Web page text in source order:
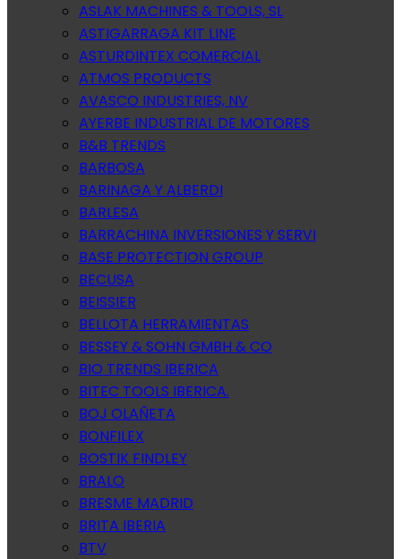
ASLAK MACHINES & TOOLS, SL
ASTIGARRAGA KIT LINE
ASTURDINTEX COMERCIAL
ATMOS PRODUCTS
AVASCO INDUSTRIES, NV
AYERBE INDUSTRIAL DE MOTORES
B&B TRENDS
BARBOSA
BARINAGA Y ALBERDI
BARLESA
BARRACHINA INVERSIONES Y SERVI
BASE PROTECTION GROUP
BECUSA
BEISSIER
BELLOTA HERRAMIENTAS
BESSEY & SOHN GMBH & CO
BIO TRENDS IBERICA
BITEC TOOLS IBERICA.
BOJ OLAÑETA
BONFILEX
BOSTIK FINDLEY
BRALO
BRESME MADRID
BRITA IBERIA
BTV